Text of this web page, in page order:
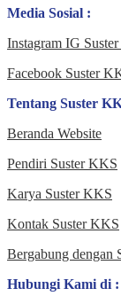
Media Sosial :
Instagram IG
Facebook Suster
Tentang Suster
Beranda Website
Pendiri Suster KKS
Karya Suster KKS
Kontak Suster KKS
Bergabung dengan
Hubungi Kami di :